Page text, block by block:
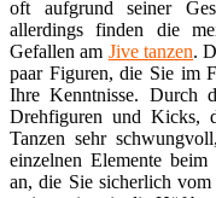
oft aufgrund seiner
allerdings finden die
Gefallen am Jive tanzen.
paar Figuren, die Sie im
Ihre Kenntnisse. Durch
Drehfiguren und Kicks,
Tanzen sehr
einzelnen Elemente
an, die Sie sicherlich